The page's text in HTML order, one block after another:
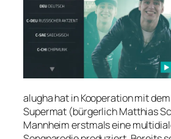
alugha hat in Kooperation mit
Supermat (bürgerlich Matthias
Mannheim erstmals eine